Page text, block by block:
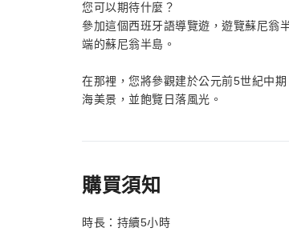
您可以期待什麼？
參加這個西班牙語導覽遊，遊覽蘇尼翁
端的蘇尼翁半島。
在那裡，您將參觀建於公元前5世紀中
海美景，並飽覽日落風光。
購買須知
時長：持續5小時